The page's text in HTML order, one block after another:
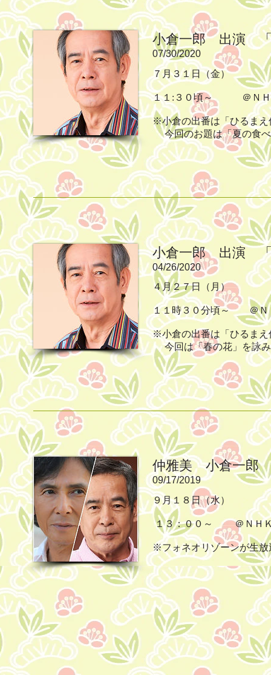
小倉一郎 出演 「
07/30/2020
７月３１日（金）
１１:３０頃～ ＠ＮＨ
※小倉の出番は「ひるまえ
今回のお題は「夏の食べ
小倉一郎 出演 「
04/26/2020
４月２７日（月）
１１時３０分頃～ ＠Ｎ
※小倉の出番は「ひるまえ
今回は「春の花」を詠み
仲雅美 小倉一郎
09/17/2019
９月１８日（水）
１３：００～ ＠ＮＨ
※フォネオリゾーンが生